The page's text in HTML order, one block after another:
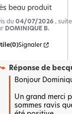
beau produit
du 04/07/2026 ,
DOMINIQUE B.
(0)Signaler
Réponse de
Bonjour
Un grand merci
sommes ravis